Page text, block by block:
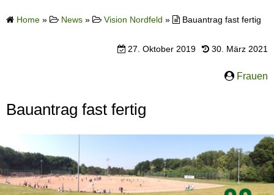
Home » News » Vision Nordfeld » Bauantrag fast fertig
27. Oktober 2019 30. März 2021
Frauen
Bauantrag fast fertig